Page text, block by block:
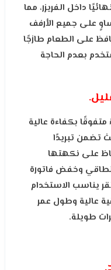
داخل الفريزر، مما
على جميع الأرفف
على الطعام طازجًا
بعدم الحاجة
متفوقًا بكفاءة عالية
تضمن تبريدًا
على نكهتها
وخفض فاتورة
يناسب الاستخدام
عالية وطول عمر
طويلة.